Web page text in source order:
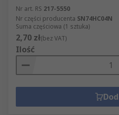
Nr art. RS 217-5550
Nr części producenta SN74HC04N
Suma częściowa (1 sztuka)
2,70 zł(bez VAT)
Ilość